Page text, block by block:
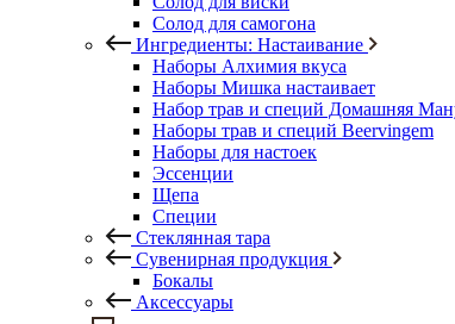
Солод для самогона
Ингредиенты: Настаивание
Наборы Алхимия вкуса
Наборы Мишка настаивает
Набор трав и специй Домашняя
Наборы трав и специй Beervingem
Наборы для настоек
Эссенции
Щепа
Специи
Стеклянная тара
Сувенирная продукция
Бокалы
Аксессуары